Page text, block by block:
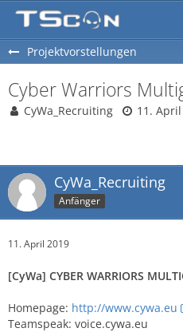
Projektvorstellungen
Cyber Warriors
CyWa_Recruiting 11.
CyWa_Recruiting
Anfänger
11. April 2019
[CyWa] CYBER WARRIORS
Homepage: http://www.cywa.eu
Teamspeak: voice.cywa.eu